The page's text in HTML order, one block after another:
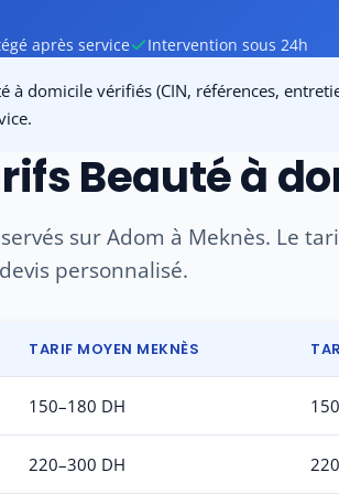
après service Intervention sous 24h
à domicile vérifiés (CIN, références,
Beauté à
sur Adom à Meknès. Le
personnalisé.
TARIF MOYEN MEKNÈS
150–180 DH
220–300 DH